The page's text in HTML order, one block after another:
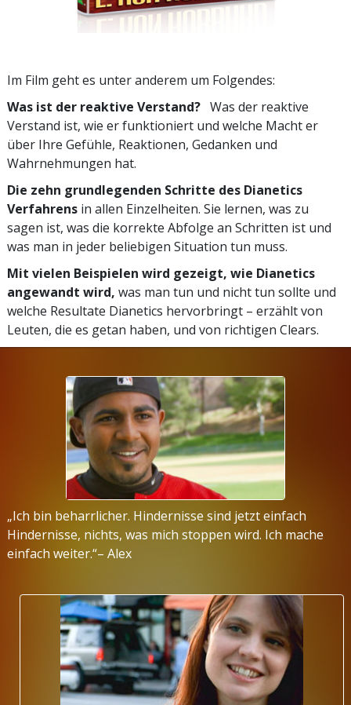
Im Film geht es unter anderem um Folgendes:
Was ist der reaktive Verstand? Was der reaktive
Verstand ist, wie er funktioniert und welche Macht er
über Ihre Gefühle, Reaktionen, Gedanken und
Wahrnehmungen hat.
Die zehn grundlegenden Schritte des Dianetics
Verfahrens in allen Einzelheiten. Sie lernen, was zu
sagen ist, was die korrekte Abfolge an Schritten ist und
was man in jeder beliebigen Situation tun muss.
Mit vielen Beispielen wird gezeigt, wie Dianetics
angewandt wird, was man tun und nicht tun sollte und
welche Resultate Dianetics hervorbringt – erzählt von
Leuten, die es getan haben, und von richtigen Clears.
„Ich bin beharrlicher. Hindernisse sind jetzt einfach
Hindernisse, nichts, was mich stoppen wird. Ich mache
einfach weiter.“– Alex